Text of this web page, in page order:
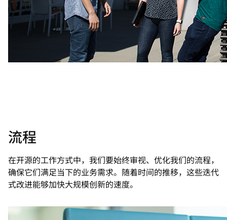
流程
在开源的工作方式中，我们要始终审视、优化我们的流程，
确保它们满足当下的业务需求。随着时间的推移，这些迭代
式改进能够加快大规模创新的速度。